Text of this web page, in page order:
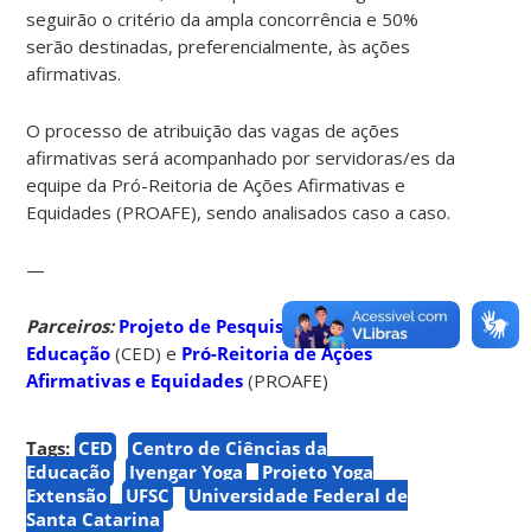
seguirão o critério da ampla concorrência e 50%
serão destinadas, preferencialmente, às ações
afirmativas.
O processo de atribuição das vagas de ações
afirmativas será acompanhado por servidoras/es da
equipe da Pró-Reitoria de Ações Afirmativas e
Equidades (PROAFE), sendo analisados caso a caso.
—
Parceiros: Projeto de Pesquisa de Yoga na
Educação (CED) e Pró-Reitoria de Ações
Afirmativas e Equidades (PROAFE)
Tags: CED
Centro de Ciências da
Educação
Iyengar Yoga
Projeto Yoga
Extensão
UFSC
Universidade Federal de
Santa Catarina